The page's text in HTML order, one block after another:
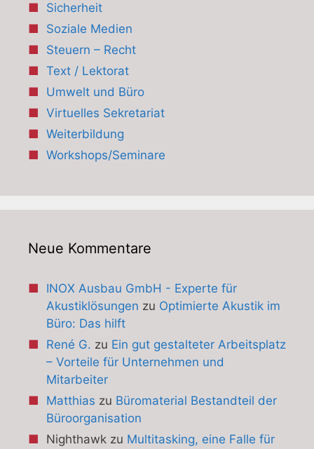
Sicherheit
Soziale Medien
Steuern – Recht
Text / Lektorat
Umwelt und Büro
Virtuelles Sekretariat
Weiterbildung
Workshops/Seminare
Neue Kommentare
INOX Ausbau GmbH - Experte für
Akustiklösungen zu Optimierte Akustik im
Büro: Das hilft
René G. zu Ein gut gestalteter Arbeitsplatz
– Vorteile für Unternehmen und
Mitarbeiter
Matthias zu Büromaterial Bestandteil der
Büroorganisation
Nighthawkzu Multitasking, eine Falle für